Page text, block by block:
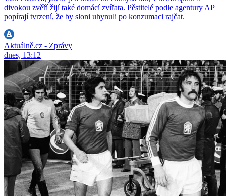
divokou zvěří žijí také domácí zvířata. Pěstitelé podle agentury AP
popírají tvrzení, že by sloni uhynuli po konzumaci rajčat.
Aktuálně.cz - Zprávy
dnes, 13:12